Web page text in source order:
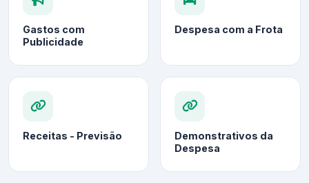
Gastos com
Publicidade
Despesa com a Frota
Receitas - Previsão
Demonstrativos da
Despesa